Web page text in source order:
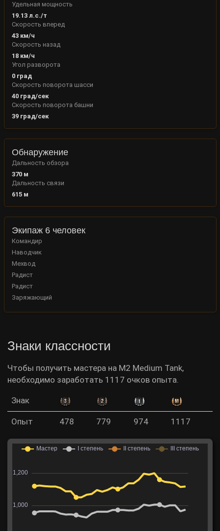
Удельная мощность
19.13л.с./т
Скорость вперед
43км/ч
Скорость назад
18км/ч
Угол разворота
0град
Скорость поворота шасси
40град/сек
Скорость поворота башни
39град/сек
Обнаружение
Дальность обзора
370м
Дальность связи
615м
Экипаж 6 человек
Командир
Наводчик
Мехвод
Радист
Радист
Заряжающий
Знаки классности
Чтобы получить мастера на M2 Medium Tank,
необходимо заработать 1117 очков опыта.
Знак
Опыт 478 779 974 1117